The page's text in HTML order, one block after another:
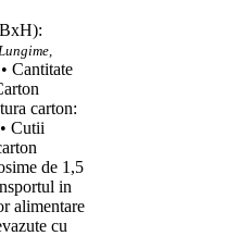
• Cantitate
carton:
Cutii
de 1,5
in
alimentare
cu